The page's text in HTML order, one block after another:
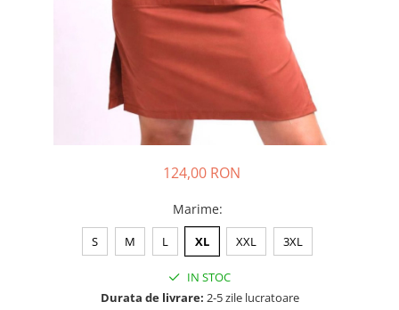
Sarafane medicale
Halate medicale polar - unisex
Sorturi restaurante
124,00 RON
Marime:
S M L XL XXL 3XL
IN STOC
Durata de livrare: 2-5 zile lucratoare